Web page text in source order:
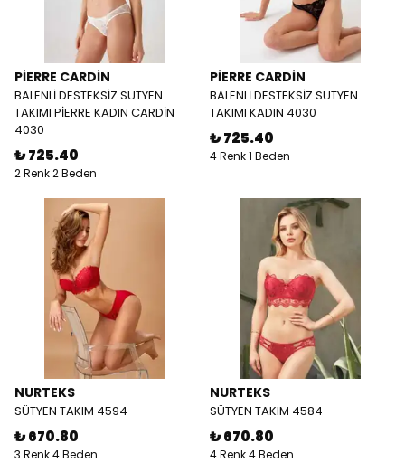
PİERRE CARDİN
BALENLİ DESTEKSİZ SÜTYEN
TAKIMI PİERRE KADIN CARDİN
4030
₺ 725.40
2 Renk 2 Beden
PİERRE CARDİN
BALENLİ DESTEKSİZ SÜTYEN
TAKIMI KADIN 4030
₺ 725.40
4 Renk 1 Beden
NURTEKS
SÜTYEN TAKIM 4594
₺ 670.80
3 Renk 4 Beden
NURTEKS
SÜTYEN TAKIM 4584
₺ 670.80
4 Renk 4 Beden